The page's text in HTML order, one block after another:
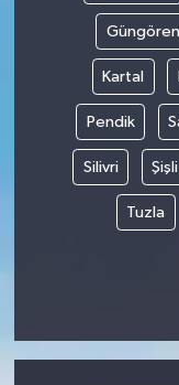
Güngören
Kartal
Pendik
Silivri Şişli
Tuzla